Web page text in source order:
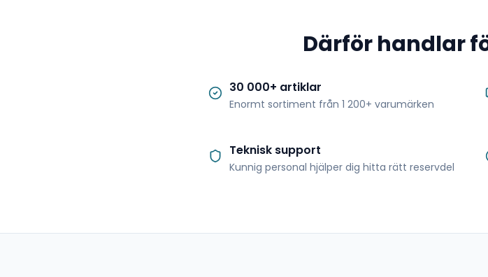
Därför handlar
30 000+ artiklar
Enormt sortiment från 1 200+ varumärken
Teknisk support
Kunnig personal hjälper dig hitta rätt reservdel